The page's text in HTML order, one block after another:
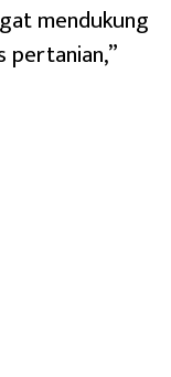
mendukung
pertanian,”